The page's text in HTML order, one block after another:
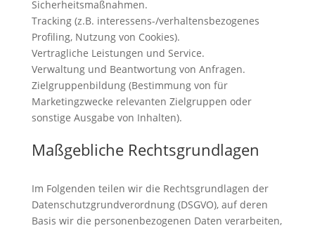
Sicherheitsmaßnahmen.
Tracking (z.B. interessens-/verhaltensbezogenes
Profiling, Nutzung von Cookies).
Vertragliche Leistungen und Service.
Verwaltung und Beantwortung von Anfragen.
Zielgruppenbildung (Bestimmung von für
Marketingzwecke relevanten Zielgruppen oder
sonstige Ausgabe von Inhalten).
Maßgebliche Rechtsgrundlagen
Im Folgenden teilen wir die Rechtsgrundlagen der
Datenschutzgrundverordnung (DSGVO), auf deren
Basis wir die personenbezogenen Daten verarbeiten,